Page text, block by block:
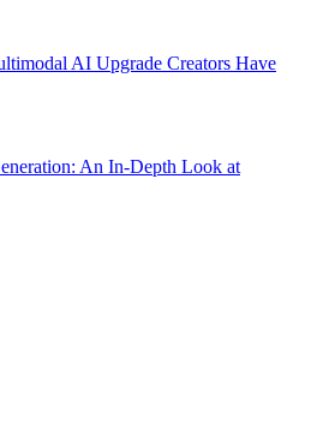
AI Upgrade Creators Have
An In-Depth Look at